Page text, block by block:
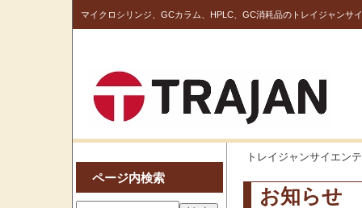
マイクロシリンジ、GCカラム、HPLC、GC消耗品のトレイジャンサ
ページ内検索
トレイジャンサイエン
お知らせ